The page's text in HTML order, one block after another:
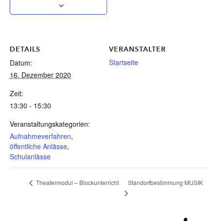
DETAILS
Datum:
16. Dezember 2020
Zeit:
13:30 - 15:30
Veranstaltungskategorien:
Aufnahmeverfahren,
öffentliche Anlässe,
Schulanlässe
VERANSTALTER
Startseite
Theatermodul – Blockunterricht Standortbestimmung MUSIK